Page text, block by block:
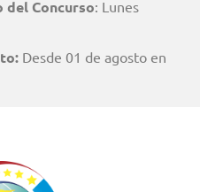
del Concurso: Lunes
Desde 01 de agosto en